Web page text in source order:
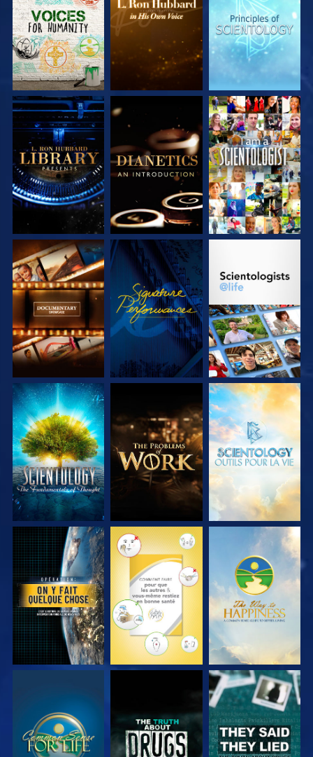
SÉRIES
SÉRIES
SÉRIES
DÉCOUVRIR LES
SÉRIES
DÉCOUVRIR LES
SÉRIES
REGARDER
DÉCOUVRIR LES
SÉRIES
REGARDER
DÉCOUVRIR LES
DÉCOUVRIR LES
SÉRIES
DÉCOUVRIR LES
SÉRIES
DÉCOUVRIR LES
SÉRIES
REGARDER REGARDER REGARDER
REGARDER REGARDER REGARDER